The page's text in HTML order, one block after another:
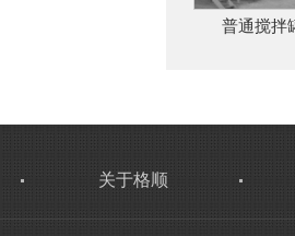
普通搅拌
关于格顺